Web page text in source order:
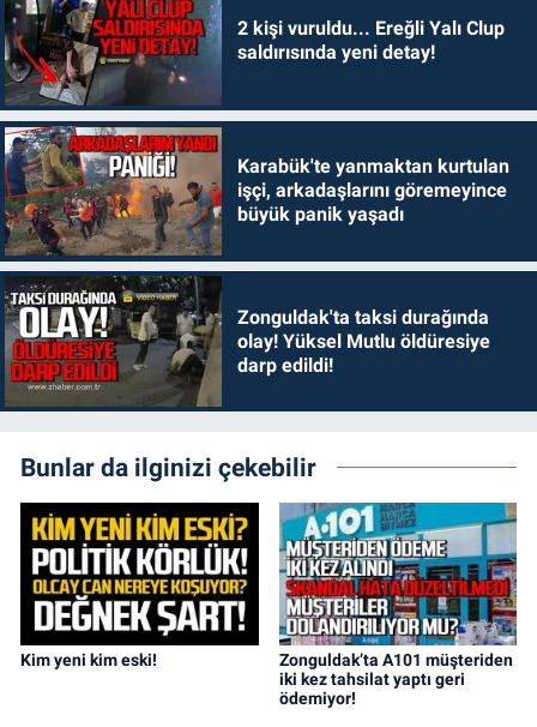
2 kişi vuruldu... Ereğli Yalı Clup
saldırısında yeni detay!
Karabük'te yanmaktan kurtulan
işçi, arkadaşlarını göremeyince
büyük panik yaşadı
Zonguldak'ta taksi durağında
olay! Yüksel Mutlu öldüresiye
darp edildi!
Bunlar da ilginizi çekebilir
Kim yeni kim eski!
Zonguldak’ta A101 müşteriden
iki kez tahsilat yaptı geri
ödemiyor!